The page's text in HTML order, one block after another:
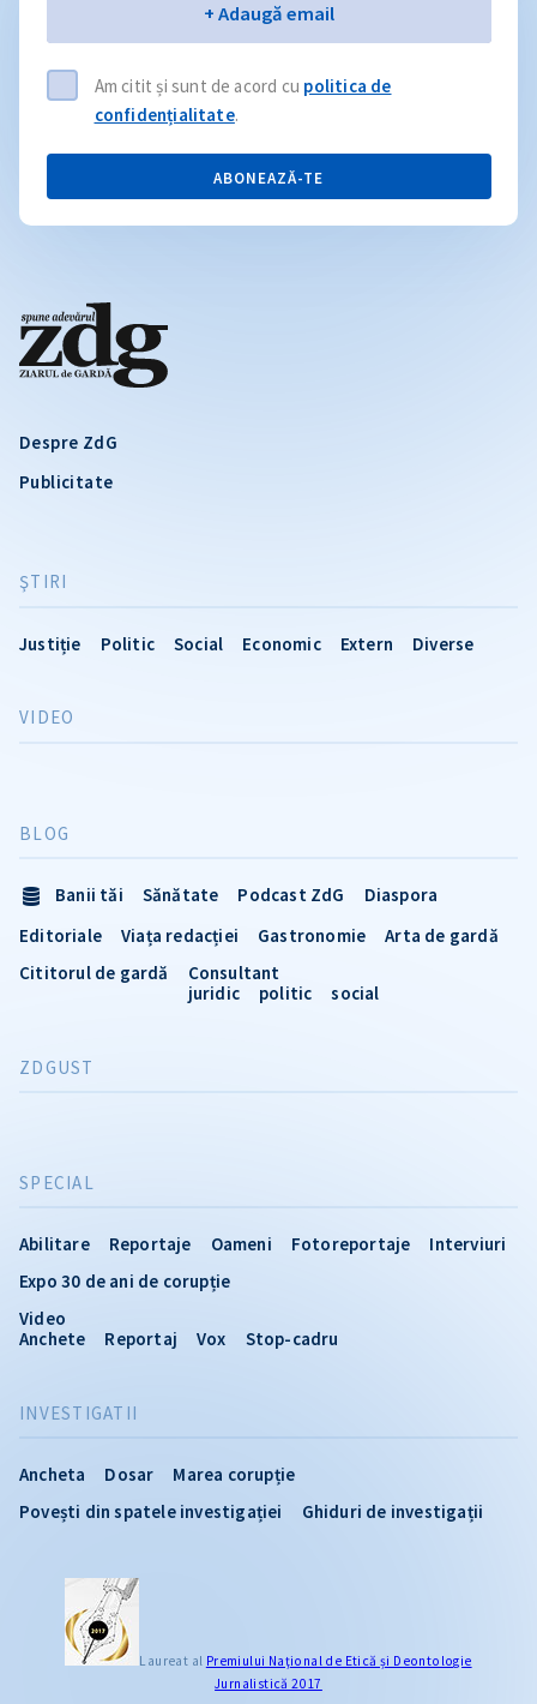
Despre ZdG
Publicitate
ŞTIRI
Justiție Politic Social Economic Extern Diverse
INVESTIGATII
Ancheta Dosar
Marea corupție
Povești din spatele investigației
Ghiduri de investigații
VIDEO
SPECIAL
Abilitare Reportaje Oameni Fotoreportaje
Interviuri
Expo 30 de ani de corupție
Video
Anchete
Reportaj Vox Stop-cadru
BLOG
Banii tăi Sănătate Podcast ZdG
Diaspora
Editoriale
Viața redacției Gastronomie
Arta de gardă
Cititorul de gardă
Consultant
juridic
politic social
ZDGUST
+ Adaugă email
Am citit și sunt de acord cu politica de
confidențialitate.
ABONEAZĂ-TE
Laureat al Premiului Naţional de Etică și Deontologie
Jurnalistică 2017